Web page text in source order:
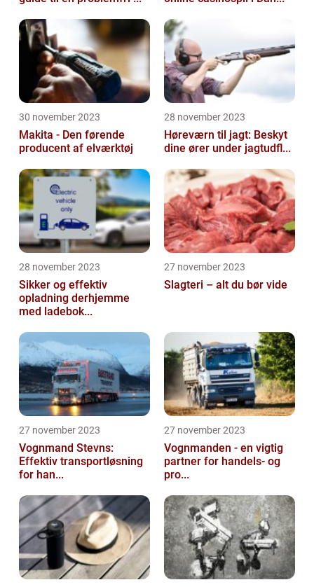
30 november 2023
Makita - Den førende
producent af elværktøj
28 november 2023
Høreværn til jagt: Beskyt
dine ører under jagtudfl...
28 november 2023
Sikker og effektiv
opladning derhjemme
med ladebok...
27 november 2023
Slagteri – alt du bør vide
27 november 2023
Vognmand Stevns:
Effektiv transportløsning
for han...
27 november 2023
Vognmanden - en vigtig
partner for handels- og
pro...